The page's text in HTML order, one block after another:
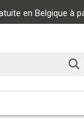
en Belgique à